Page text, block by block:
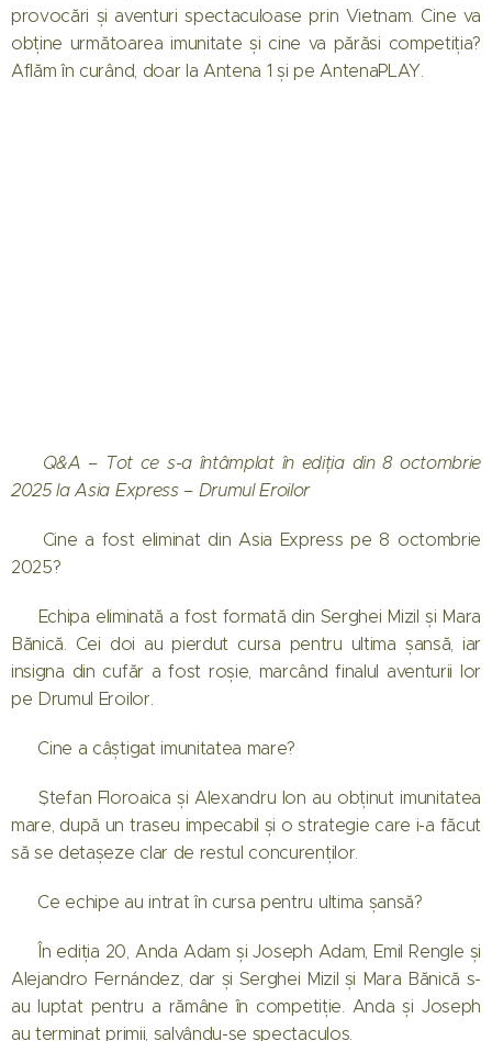
provocări și aventuri spectaculoase prin Vietnam. Cine va
obține următoarea imunitate și cine va părăsi competiția?
Aflăm în curând, doar la Antena 1 și pe AntenaPLAY.
💬 Q&A – Tot ce s-a întâmplat în ediția din 8 octombrie
2025 la Asia Express – Drumul Eroilor
❓ Cine a fost eliminat din Asia Express pe 8 octombrie
2025?
➡️ Echipa eliminată a fost formată din Serghei Mizil și Mara
Bănică. Cei doi au pierdut cursa pentru ultima șansă, iar
insigna din cufăr a fost roșie, marcând finalul aventurii lor
pe Drumul Eroilor.
❓ Cine a câștigat imunitatea mare?
➡️ Ștefan Floroaica și Alexandru Ion au obținut imunitatea
mare, după un traseu impecabil și o strategie care i-a făcut
să se detașeze clar de restul concurenților.
❓ Ce echipe au intrat în cursa pentru ultima șansă?
➡️ În ediția 20, Anda Adam și Joseph Adam, Emil Rengle și
Alejandro Fernández, dar și Serghei Mizil și Mara Bănică s-
au luptat pentru a rămâne în competiție. Anda și Joseph
au terminat primii, salvându-se spectaculos.